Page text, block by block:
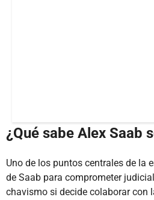
¿Qué sabe Alex Saab
Uno de los puntos centrales de la
de Saab para comprometer
chavismo si decide colaborar con